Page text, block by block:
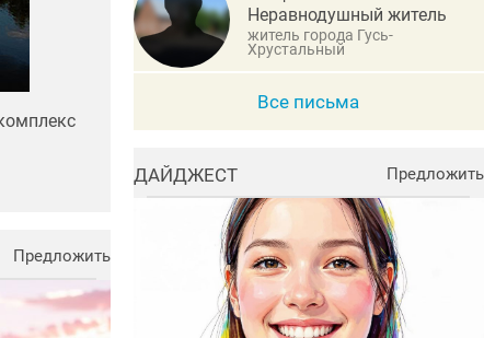
Предложить
Неравнодушный житель
житель города Гусь-
Хрустальный
Все письма
ДАЙДЖЕСТ Предложить